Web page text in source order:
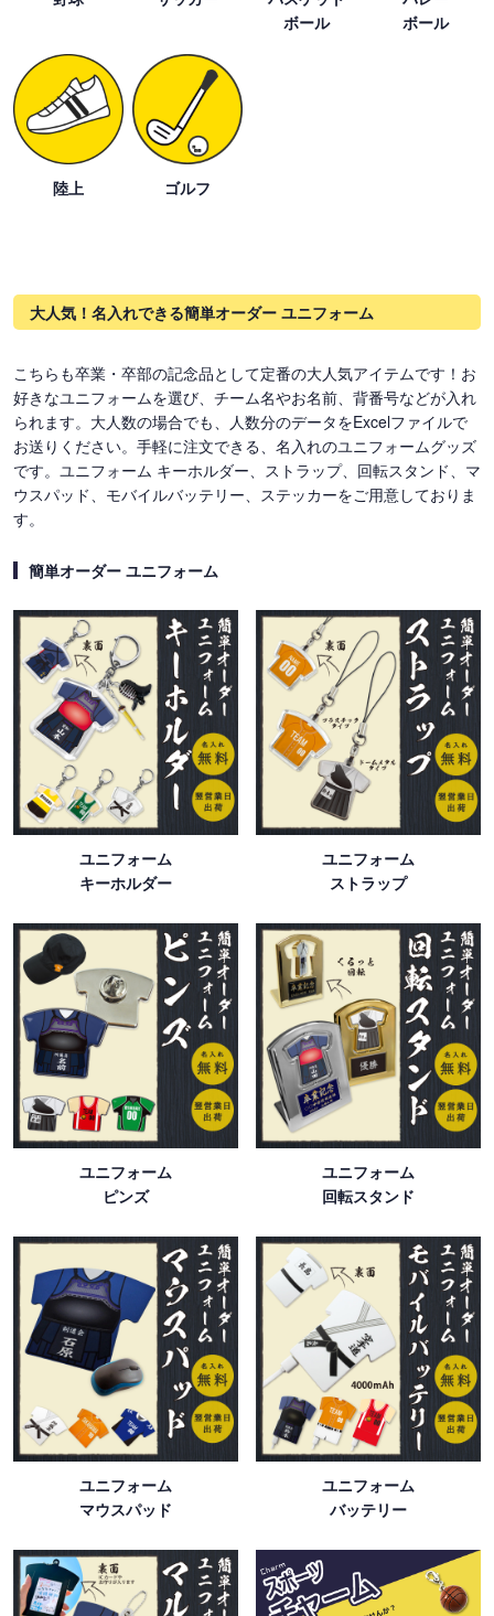
ボール
ボール
陸上 ゴルフ
大人気！名入れできる簡単オーダー ユニフォーム
こちらも卒業・卒部の記念品として定番の大人気アイテムです！お
好きなユニフォームを選び、チーム名やお名前、背番号などが入れ
られます。大人数の場合でも、人数分のデータをExcelファイルで
お送りください。手軽に注文できる、名入れのユニフォームグッズ
です。ユニフォーム キーホルダー、ストラップ、回転スタンド、マ
ウスパッド、モバイルバッテリー、ステッカーをご用意しておりま
す。
簡単オーダー ユニフォーム
ユニフォーム
キーホルダー
ユニフォーム
ストラップ
ユニフォーム
ピンズ
ユニフォーム
回転スタンド
ユニフォーム
マウスパッド
ユニフォーム
バッテリー